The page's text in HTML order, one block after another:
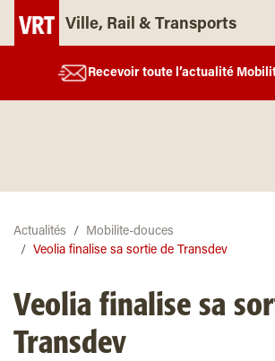
Ville, Rail & Transports
Recevoir toute l’actualité
Actualités
Mobilite-douces
Veolia finalise sa sortie de Transdev
Veolia finalise sa
Transdev